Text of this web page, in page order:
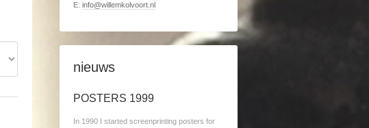
E: info@willemkolvoort.nl
nieuws
POSTERS 1999
In 1990 I started screenprinting posters for